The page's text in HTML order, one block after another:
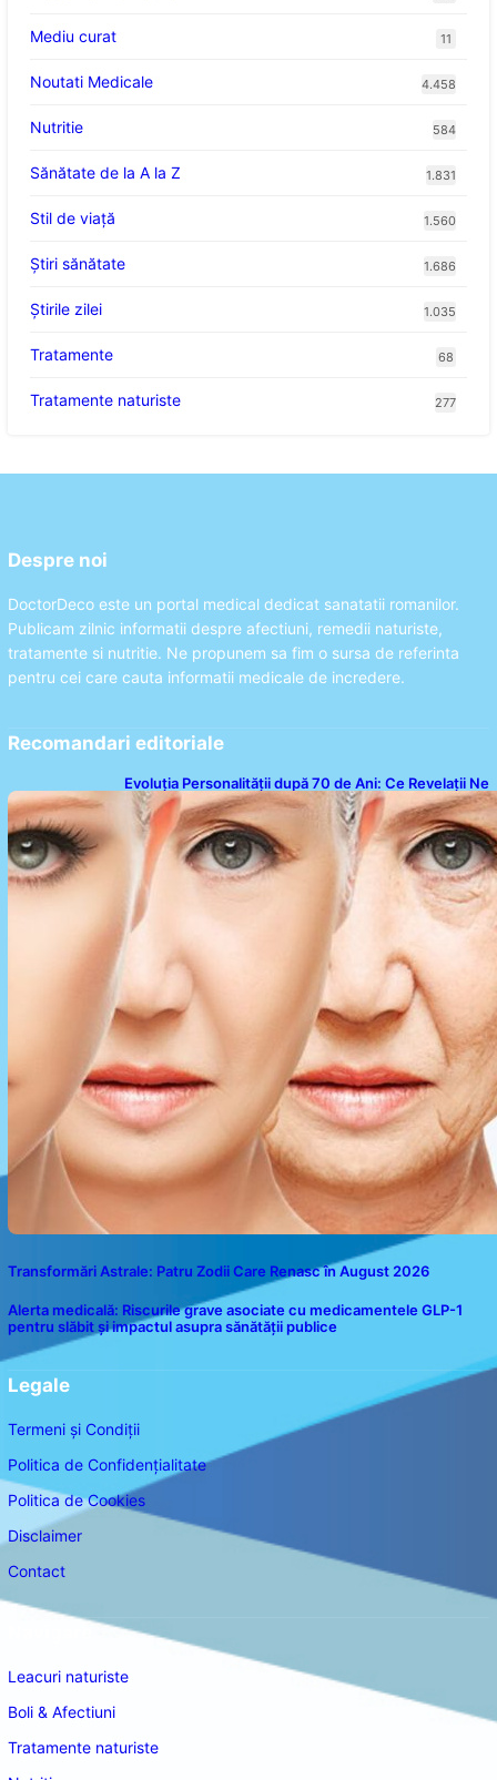
Mediu curat 11
Noutati Medicale 4.458
Nutritie 584
Sănătate de la A la Z 1.831
Stil de viaţă 1.560
Ştiri sănătate 1.686
Știrile zilei 1.035
Tratamente 68
Tratamente naturiste 277
Despre noi
DoctorDeco este un portal medical dedicat sanatatii romanilor.
Publicam zilnic informatii despre afectiuni, remedii naturiste,
tratamente si nutritie. Ne propunem sa fim o sursa de referinta
pentru cei care cauta informatii medicale de incredere.
Recomandari editoriale
Evoluția Personalității după 70 de Ani: Ce Revelații Ne
Oferă Studiile Psihologice
Transformări Astrale: Patru Zodii Care Renasc în August 2026
Alerta medicală: Riscurile grave asociate cu medicamentele GLP-1
pentru slăbit și impactul asupra sănătății publice
Legale
Termeni și Condiții
Politica de Confidențialitate
Politica de Cookies
Disclaimer
Contact
Leacuri naturiste
Boli & Afectiuni
Tratamente naturiste